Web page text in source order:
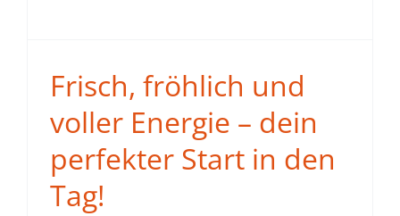
Frisch, fröhlich und
voller Energie – dein
perfekter Start in den
Tag!